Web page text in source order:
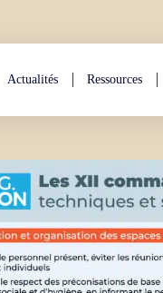
Actualités Ressources